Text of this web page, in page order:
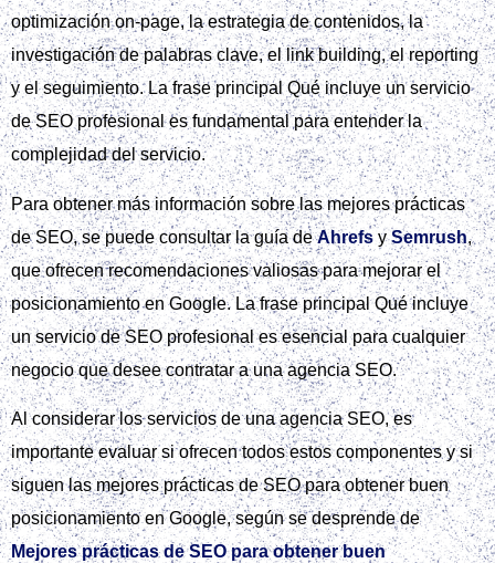
optimización on-page, la estrategia de contenidos, la
investigación de palabras clave, el link building, el reporting
y el seguimiento. La frase principal Qué incluye un servicio
de SEO profesional es fundamental para entender la
complejidad del servicio.
Para obtener más información sobre las mejores prácticas
de SEO, se puede consultar la guía deAhrefs ySemrush,
que ofrecen recomendaciones valiosas para mejorar el
posicionamiento en Google. La frase principal Qué incluye
un servicio de SEO profesional es esencial para cualquier
negocio que desee contratar a una agencia SEO.
Al considerar los servicios de una agencia SEO, es
importante evaluar si ofrecen todos estos componentes y si
siguen las mejores prácticas de SEO para obtener buen
posicionamiento en Google, según se desprende de
Mejores prácticas de SEO para obtener buen